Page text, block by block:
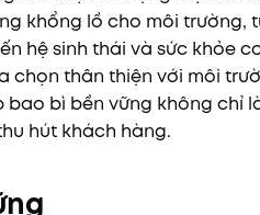
khổng lồ cho môi trường,
hệ sinh thái và sức khỏe
chọn thân thiện với môi
bì bền vững không chỉ
hút khách hàng.